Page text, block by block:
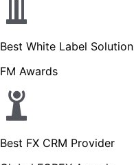
Best White Label Solution
FM Awards
Best FX CRM Provider